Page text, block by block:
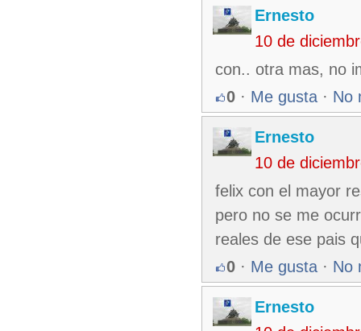
Ernesto
10 de
con.. otra mas, no
0 · Me gusta · No
Ernesto
10 de
felix con el mayor
pero no se me
reales de ese pais
0 · Me gusta · No
Ernesto